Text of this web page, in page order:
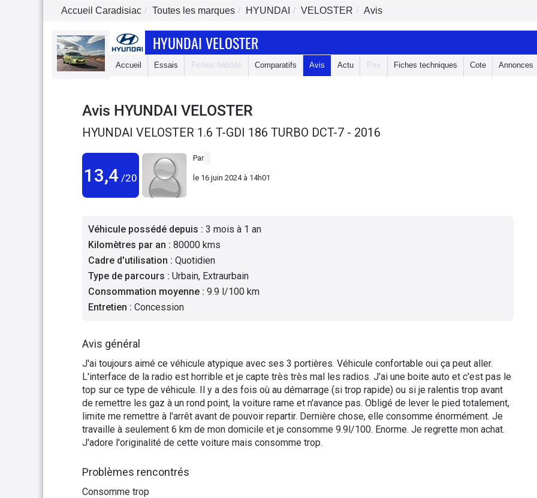
Accueil Caradisiac Toutes les marques HYUNDAI VELOSTER Avis
HYUNDAI VELOSTER
Accueil Essais Fiches fiabilité Comparatifs Avis Actu Prix Fiches techniques Cote Annonces
Avis HYUNDAI VELOSTER
HYUNDAI VELOSTER 1.6 T-GDI 186 TURBO DCT-7 - 2016
13,4 /20
Par
le 16 juin 2024 à 14h01
Véhicule possédé depuis : 3 mois à 1 an
Kilomètres par an : 80000 kms
Cadre d'utilisation : Quotidien
Type de parcours : Urbain, Extraurbain
Consommation moyenne : 9.9 l/100 km
Entretien : Concession
Avis général
J'ai toujours aimé ce véhicule atypique avec ses 3 portières. Véhicule confortable oui ça peut aller.
L'interface de la radio est horrible et je capte très très mal les radios. J'ai une boite auto et c'est pas le
top sur ce type de véhicule. Il y a des fois où au démarrage (si trop rapide) ou si je ralentis trop avant
de remettre les gaz à un rond point, la voiture rame et n'avance pas. Obligé de lever le pied totalement,
limite me remettre à l'arrêt avant de pouvoir repartir. Dernière chose, elle consomme énormément. Je
travaille à seulement 6 km de mon domicile et je consomme 9.9l/100. Enorme. Je regrette mon achat.
J'adore l'originalité de cette voiture mais consomme trop.
Problèmes rencontrés
Consomme trop